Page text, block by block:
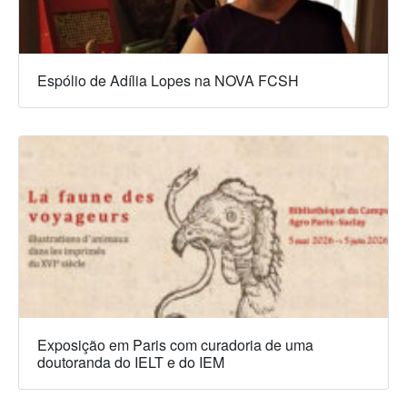
Espólio de Adília Lopes na NOVA FCSH
Exposição em Paris com curadoria de uma
doutoranda do IELT e do IEM